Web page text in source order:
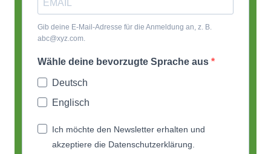
Gib deine E-Mail-Adresse für die Anmeldung an, z. B.
abc@xyz.com.
Wähle deine bevorzugte Sprache aus
Deutsch
Englisch
Ich möchte den Newsletter erhalten und
akzeptiere die Datenschutzerklärung.